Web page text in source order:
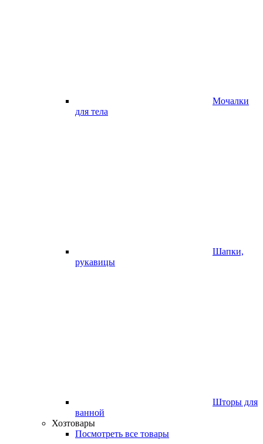
Мочалки
для тела
Шапки,
рукавицы
Шторы для
ванной
Хозтовары
Посмотреть все товары